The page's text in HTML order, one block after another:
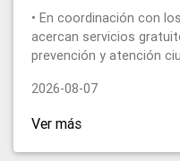
• En coordinación con
acercan servicios
prevención y atención
2026-08-07
Ver más